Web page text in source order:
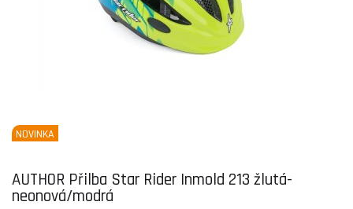
NOVINKA
AUTHOR Přilba Star Rider Inmold 213 žlutá-
neonová/modrá